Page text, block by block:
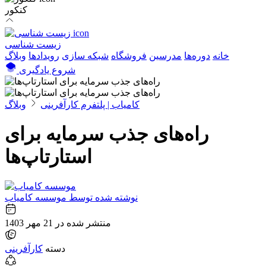
کنکور
زیست شناسی
خانه دوره‌ها مدرسین فروشگاه شبکه سازی رویداد‌ها وبلاگ
شروع یادگیری
کامیاب | پلتفرم کارآفرینی وبلاگ
راه‌های جذب سرمایه برای
استارتاپ‌ها
نوشته شده توسط موسسه کامیاب
منتشر شده در 21 مهر 1403
دسته کارآفرینی